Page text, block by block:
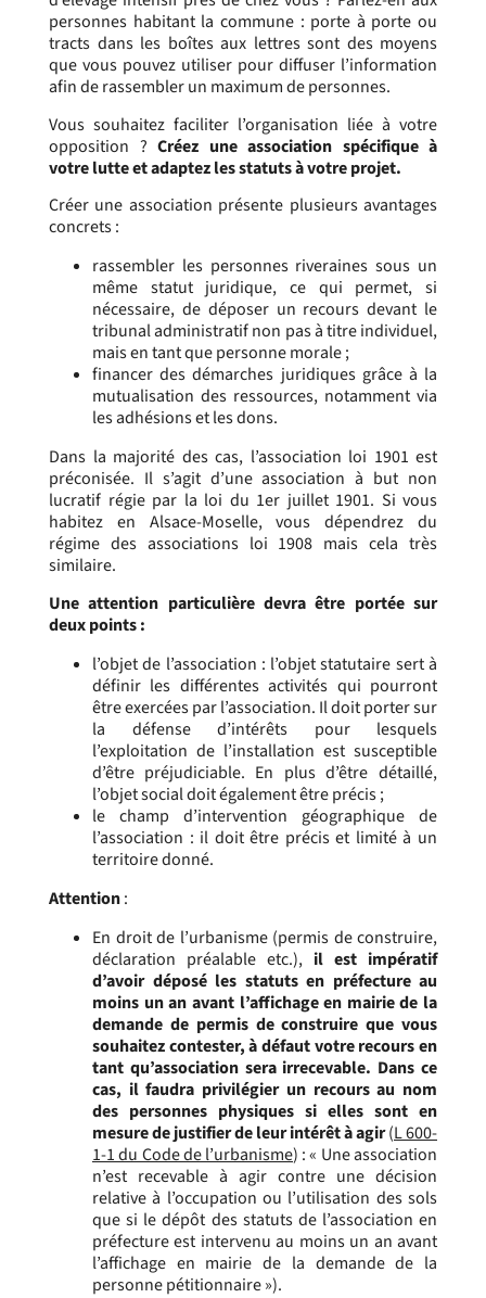
personnes habitant la commune : porte à porte ou
tracts dans les boîtes aux lettres sont des moyens
que vous pouvez utiliser pour diffuser l’information
afin de rassembler un maximum de personnes.
Vous souhaitez faciliter l’organisation liée à votre
opposition ? Créez une association spécifique à
votre lutte et adaptez les statuts à votre projet.
Créer une association présente plusieurs avantages
concrets :
rassembler les personnes riveraines sous un
même statut juridique, ce qui permet, si
nécessaire, de déposer un recours devant le
tribunal administratif non pas à titre individuel,
mais en tant que personne morale ;
financer des démarches juridiques grâce à la
mutualisation des ressources, notamment via
les adhésions et les dons.
Dans la majorité des cas, l’association loi 1901 est
préconisée. Il s’agit d’une association à but non
lucratif régie par la loi du 1er juillet 1901. Si vous
habitez en Alsace-Moselle, vous dépendrez du
régime des associations loi 1908 mais cela très
similaire.
Une attention particulière devra être portée sur
deux points :
l’objet de l’association : l’objet statutaire sert à
définir les différentes activités qui pourront
être exercées par l’association. Ildoit porter sur
la défense d’intérêts pour lesquels
l’exploitation de l’installation est susceptible
d’être préjudiciable. En plus d’être détaillé,
l’objet social doit également être précis ;
le champ d’intervention géographique de
l’association : il doit être précis et limité à un
territoire donné.
Attention:
En droit de l’urbanisme (permis de construire,
déclaration préalable etc.), il est impératif
d’avoir déposé les statuts en préfecture au
moins un an avant l’affichage en mairie de la
demande de permis de construire que vous
souhaitez contester, à défaut votre recours en
tant qu’association sera irrecevable. Dans ce
cas, il faudra privilégier un recours au nom
des personnes physiques si elles sont en
mesure de justifier de leur intérêt à agir(L 600-
1-1 du Code de l’urbanisme) : « Une association
n’est recevable à agir contre une décision
relative à l’occupation ou l’utilisation des sols
que si le dépôt des statuts de l’association en
préfecture est intervenu au moins un an avant
l’affichage en mairie de la demande de la
personne pétitionnaire »).